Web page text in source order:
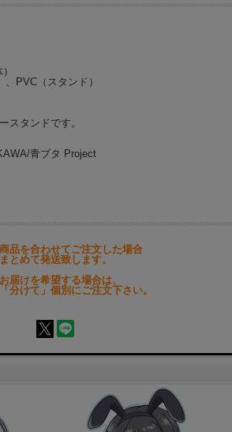
PVC（スタンド）
スタンドです。
青ブタ Project
品を合わせてご注文した場合
とめて発送致します。
届けを希望する場合は、
分けて」個別にご注文下さい。